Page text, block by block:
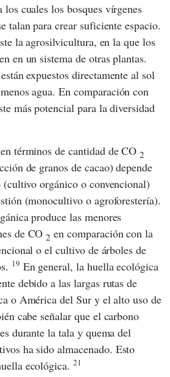
cuales los bosques vírgenes
talan para crear suficiente espacio.
la agrosilvicultura, en la que los
en un sistema de otras plantas.
expuestos directamente al sol
agua. En comparación con
más potencial para la diversidad
términos de cantidad de CO2
de granos de cacao) depende
orgánico o convencional)
(monocultivo o agroforestería).
produce las menores
de CO2 en comparación con la
o el cultivo de árboles de
19 En general, la huella ecológica
debido a las largas rutas de
o América del Sur y el alto uso de
cabe señalar que el carbono
durante la tala y quema del
ha sido almacenado. Esto
ecológica.21